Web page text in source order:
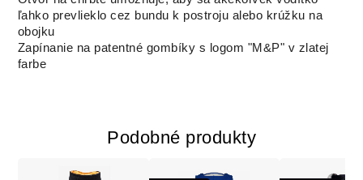
ľahko prevlieklo cez bundu k postroju alebo krúžku na
obojku
Zapínanie na patentné gombíky s logom "M&P" v zlatej
farbe
Podobné produkty